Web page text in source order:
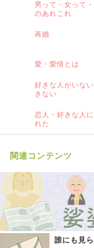
男って・女って
のあれこれ
再婚
愛・愛情とは
好きな人がいな
きない
恋人・好きな人
れた
関連コンテンツ
誰にも見